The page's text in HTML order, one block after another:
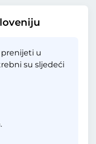
prenijeti u
su sljedeći